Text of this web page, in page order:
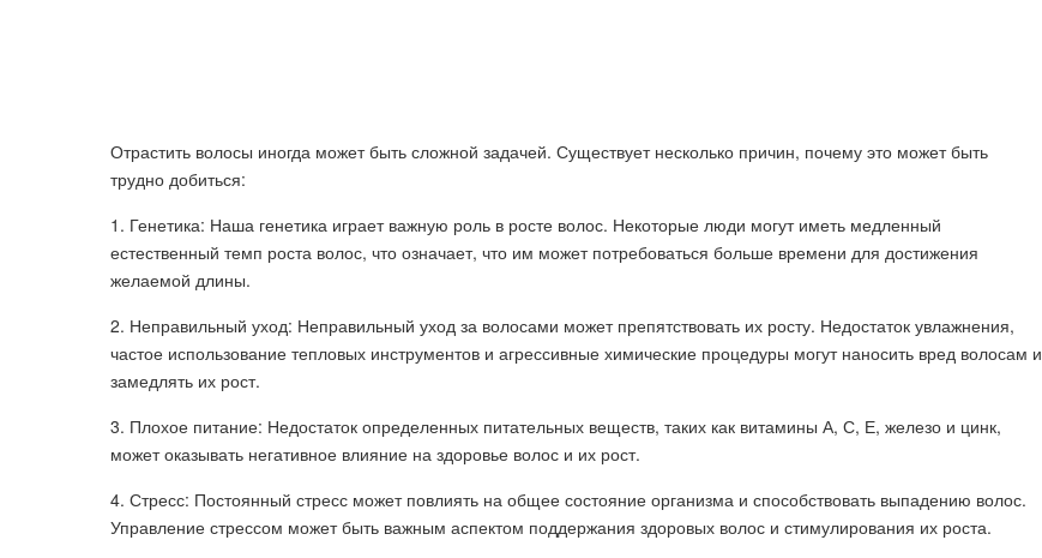
Отрастить волосы иногда может быть сложной задачей. Существует несколько причин, почему это может быть
трудно добиться:
1. Генетика: Наша генетика играет важную роль в росте волос. Некоторые люди могут иметь медленный
естественный темп роста волос, что означает, что им может потребоваться больше времени для достижения
желаемой длины.
2. Неправильный уход: Неправильный уход за волосами может препятствовать их росту. Недостаток увлажнения,
частое использование тепловых инструментов и агрессивные химические процедуры могут наносить вред волосам и
замедлять их рост.
3. Плохое питание: Недостаток определенных питательных веществ, таких как витамины А, С, Е, железо и цинк,
может оказывать негативное влияние на здоровье волос и их рост.
4. Стресс: Постоянный стресс может повлиять на общее состояние организма и способствовать выпадению волос.
Управление стрессом может быть важным аспектом поддержания здоровых волос и стимулирования их роста.